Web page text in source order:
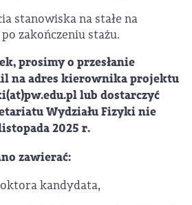
stanowiska na stałe na
zakończeniu stażu.
prosimy o przesłanie
na adres kierownika projektu
lub dostarczyć
Wydziału Fizyki nie
2025 r.
zawierać:
kandydata,